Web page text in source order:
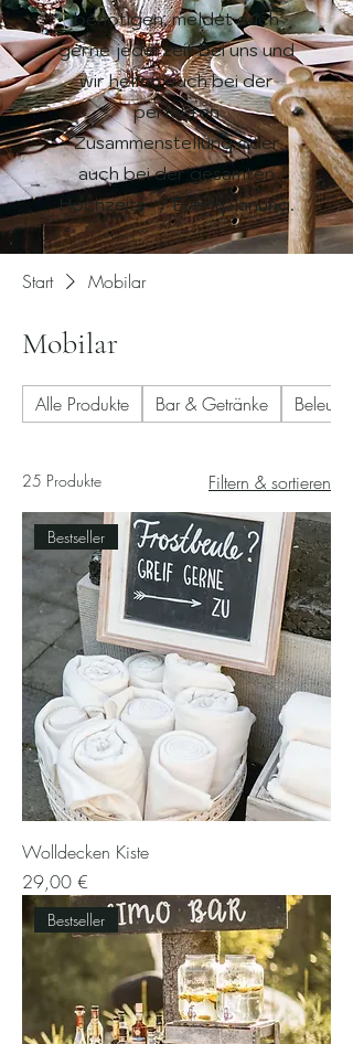
benötigen, meldet euch
gerne jederzeit bei uns und
wir helfen euch bei der
perfekten
Zusammenstellung oder
auch bei der gesamten
Hochzeits- / Eventplanung.
Start Mobilar
Mobilar
Alle Produkte Bar & Getränke
25 Produkte Filtern & sortieren
Bestseller
Wolldecken Kiste
Preis
29,00 €
Bestseller